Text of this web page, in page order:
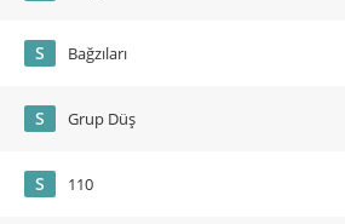
S Bağzıları
S Grup Düş
S 110